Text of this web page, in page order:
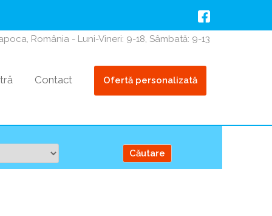
România - Luni-Vineri: 9-18, Sâmbată: 9-13
Contact Ofertă personalizată